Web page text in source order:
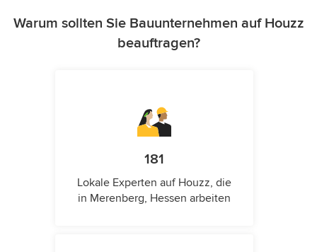
Warum sollten Sie Bauunternehmen auf Houzz
beauftragen?
181
Lokale Experten auf Houzz, die
in Merenberg, Hessen arbeiten